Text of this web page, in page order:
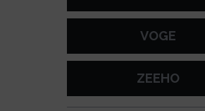
VOGE
ZEEHO